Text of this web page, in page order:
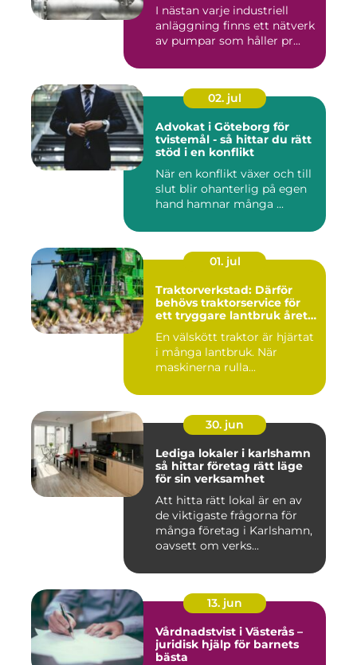
I nästan varje industriell
anläggning finns ett nätverk
av pumpar som håller pr...
02. jul
Advokat i Göteborg för
tvistemål - så hittar du rätt
stöd i en konflikt
När en konflikt växer och till
slut blir ohanterlig på egen
hand hamnar många ...
01. jul
Traktorverkstad: Därför
behövs traktorservice för
ett tryggare lantbruk året
En välskött traktor är hjärtat
i många lantbruk. När
maskinerna rulla...
30. jun
Lediga lokaler i karlshamn
så hittar företag rätt läge
för sin verksamhet
Att hitta rätt lokal är en av
de viktigaste frågorna för
många företag i Karlshamn,
oavsett om verks...
13. jun
Vårdnadstvist i Västerås –
juridisk hjälp för barnets
bästa